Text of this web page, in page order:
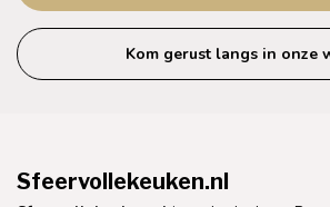
Kom gerust langs in onze
Sfeervollekeuken.nl